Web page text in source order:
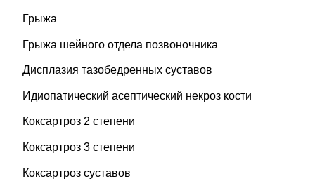
Грыжа
Грыжа шейного отдела позвоночника
Дисплазия тазобедренных суставов
Идиопатический асептический некроз кости
Коксартроз 2 степени
Коксартроз 3 степени
Коксартроз суставов